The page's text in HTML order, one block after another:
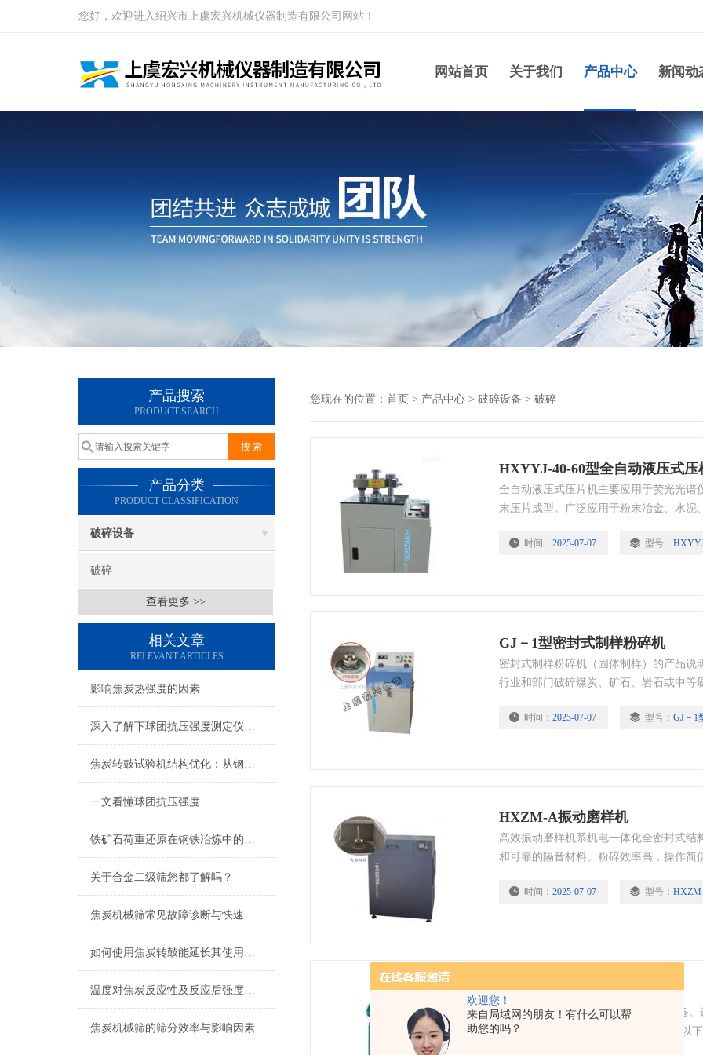
欢迎您！
来自局域网的朋友！有什么可以帮
助您的吗？
您好，欢迎进入绍兴市上虞宏兴机械仪器制造有限公司网站！
网站首页 关于我们 产品中心 新闻动
产品搜索
PRODUCT SEARCH
产品分类
PRODUCT CLASSIFICATION
破碎设备
破碎
查看更多 >>
相关文章
RELEVANT ARTICLES
影响焦炭热强度的因素
深入了解下球团抗压强度测定仪的技术原理
焦炭转鼓试验机结构优化：从钢板卷制到整体铸造鼓体的刚性提升路径
一文看懂球团抗压强度
铁矿石荷重还原在钢铁冶炼中的应用
关于合金二级筛您都了解吗？
焦炭机械筛常见故障诊断与快速排除
如何使用焦炭转鼓能延长其使用寿命？
温度对焦炭反应性及反应后强度结果的影响
焦炭机械筛的筛分效率与影响因素
您现在的位置： 首页 > 产品中心 > 破碎设备 > 破碎
HXYYJ-40-60型全自动液压式压
全自动液压式压片机主要应用于荧光光谱
末压片成型。广泛应用于粉末冶金、水泥
XRF射线荧光光谱仪提供试样的产品。
时间： 2025-07-07 型号：
GJ－1型密封式制样粉碎机
密封式制样粉碎机（固体制样）的产品说
行业和部门破碎煤炭、矿石、岩石或中等
时间： 2025-07-07 型号： GJ－1
HXZM-A振动磨样机
高效振动磨样机系机电一体化全密封式结
和可靠的隔音材料。粉碎效率高，操作简
时间： 2025-07-07 型号：
对辊破碎机
对辊破碎机 物料粉碎设备中的中碎设备
的矿，岩石之用，给料粒度直径13mm以